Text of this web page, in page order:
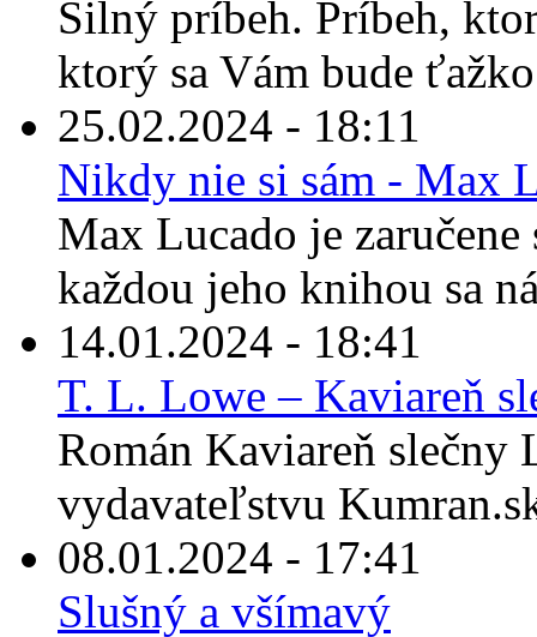
Silný príbeh. Príbeh,
ktorý sa Vám bude
25.02.2024 - 18:11
Nikdy nie si sám - Max
Max Lucado je
každou jeho knihou sa
14.01.2024 - 18:41
T. L. Lowe – Kaviareň
Román Kaviareň slečny
vydavateľstvu
08.01.2024 - 17:41
Slušný a všímavý